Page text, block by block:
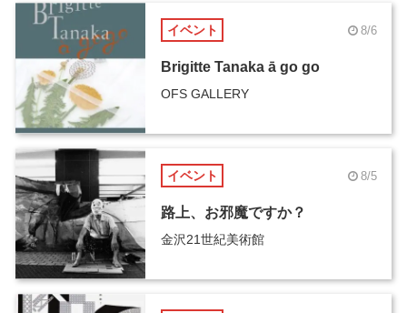
イベント 8/6
Brigitte Tanaka ā go go
OFS GALLERY
イベント 8/5
路上、お邪魔ですか？
金沢21世紀美術館